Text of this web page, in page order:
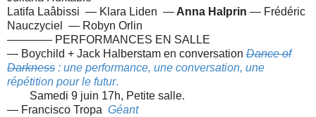
Latifa Laâbissi — Klara Liden —Anna Halprin — Frédéric
Nauczyciel — Robyn Orlin
———— PERFORMANCES EN SALLE
— Boychild + Jack Halberstam en conversation Dance of
Darkness : une performance, une conversation, une
répétition pour le futur.
Samedi 9 juin 17h, Petite salle.
— Francisco Tropa Géant